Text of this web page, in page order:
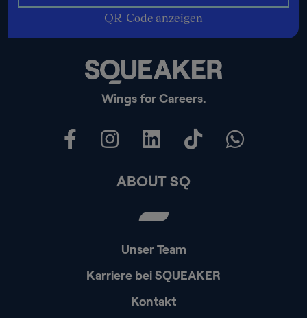
Wings for Careers.
QR-Code anzeigen
ABOUT SQ
Unser Team
Karriere bei SQUEAKER
Kontakt